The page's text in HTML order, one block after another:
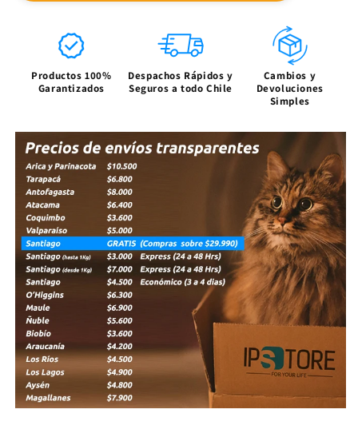
VHF
Productos 100%
Garantizados
Despachos Rápidos y
Seguros a todo Chile
Cambios y
Devoluciones
Simples